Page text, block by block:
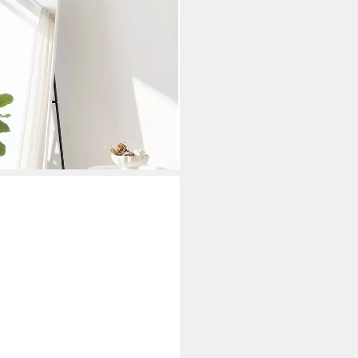
Wandspiegel und
aus Metall),
in verschiedenen
dir